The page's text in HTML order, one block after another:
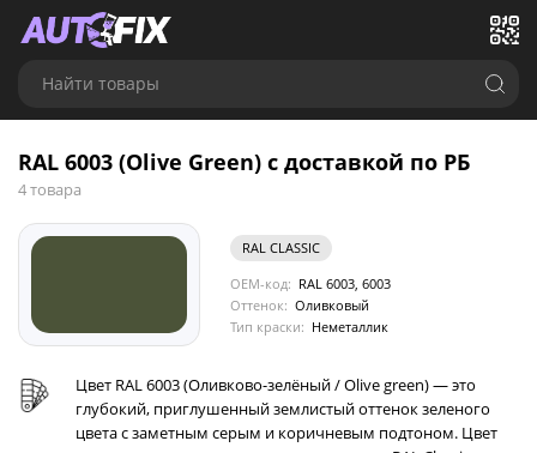
Найти товары
RAL 6003 (Olive Green) с доставкой по РБ
4 товара
RAL CLASSIC
OEM-код: RAL 6003, 6003
Оттенок: Оливковый
Тип краски: Неметаллик
Цвет RAL 6003 (Оливково-зелёный / Olive green) — это
глубокий, приглушенный землистый оттенок зеленого
цвета с заметным серым и коричневым подтоном. Цвет